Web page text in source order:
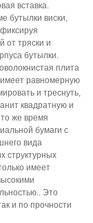
вставка.
бутылки виски,
от тряски и
бутылки.
плита
равномерную
и треснуть,
квадратную и
же время
бумаги с
вида
структурных
имеет
Это
и по прочности